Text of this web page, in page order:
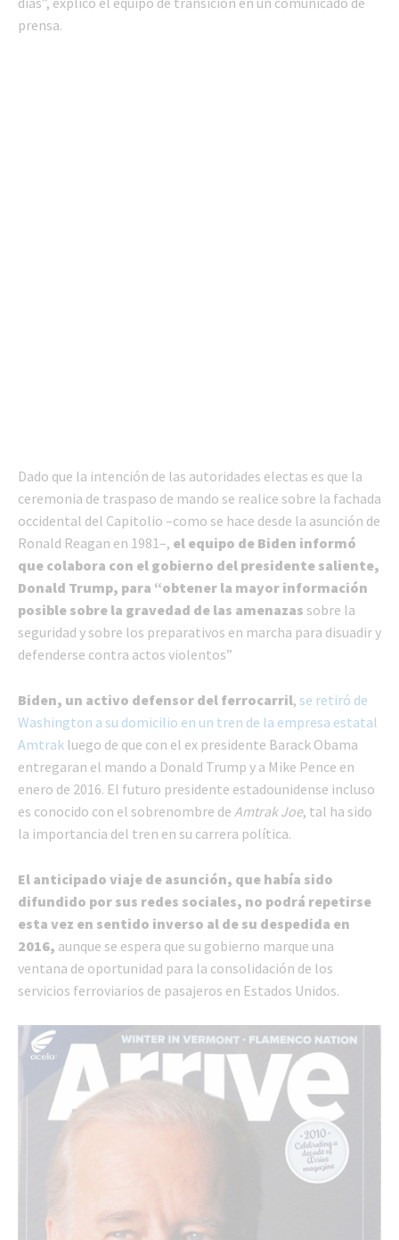
prensa.
Dado que la intención de las autoridades electas es que la
ceremonia de traspaso de mando se realice sobre la fachada
occidental del Capitolio –como se hace desde la asunción de
Ronald Reagan en 1981–, el equipo de Biden informó
que colabora con el gobierno del presidente saliente,
Donald Trump, para “obtener la mayor información
posible sobre la gravedad de las amenazas sobre la
seguridad y sobre los preparativos en marcha para disuadir y
defenderse contra actos violentos”
Biden, un activo defensor del ferrocarril, se retiró de
Washington a su domicilio en un tren de la empresa estatal
Amtrak luego de que con el ex presidente Barack Obama
entregaran el mando a Donald Trump y a Mike Pence en
enero de 2016. El futuro presidente estadounidense incluso
es conocido con el sobrenombre de Amtrak Joe, tal ha sido
la importancia del tren en su carrera política.
El anticipado viaje de asunción, que había sido
difundido por sus redes sociales, no podrá repetirse
esta vez en sentido inverso al de su despedida en
2016, aunque se espera que su gobierno marque una
ventana de oportunidad para la consolidación de los
servicios ferroviarios de pasajeros en Estados Unidos.